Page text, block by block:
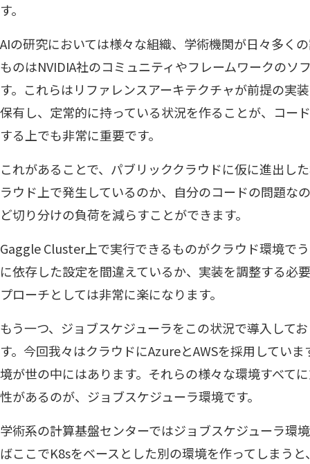
す。
AIの研究においては様々な組織、学術機関が日々多く
ものはNVIDIA社のコミュニティやフレームワークのソ
す。これらはリファレンスアーキテクチャが前提の実
保有し、定常的に持っている状況を作ることが、コー
する上でも非常に重要です。
これがあることで、パブリッククラウドに仮に進出し
ラウド上で発生しているのか、自分のコードの問題な
ど切り分けの負荷を減らすことができます。
Gaggle Cluster上で実行できるものがクラウド環境で
に依存した設定を間違えているか、実装を調整する必
プローチとしては非常に楽になります。
もう一つ、ジョブスケジューラをこの状況で導入して
す。今回我々はクラウドにAzureとAWSを採用してい
境が世の中にはあります。それらの様々な環境すべて
性があるのが、ジョブスケジューラ環境です。
学術系の計算基盤センターではジョブスケジューラ環
ばここでK8sをベースとした別の環境を作ってしまう